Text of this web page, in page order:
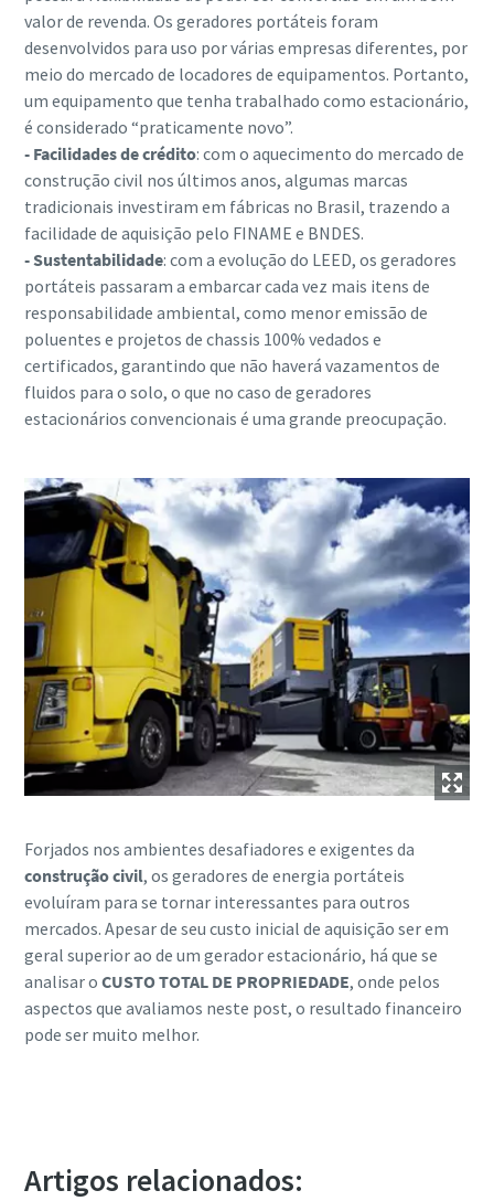
valor de revenda. Os geradores portáteis foram
desenvolvidos para uso por várias empresas diferentes, por
meio do mercado de locadores de equipamentos. Portanto,
um equipamento que tenha trabalhado como estacionário,
é considerado “praticamente novo”.
- Facilidades de crédito: com o aquecimento do mercado de
construção civil nos últimos anos, algumas marcas
tradicionais investiram em fábricas no Brasil, trazendo a
facilidade de aquisição pelo FINAME e BNDES.
- Sustentabilidade: com a evolução do LEED, os geradores
portáteis passaram a embarcar cada vez mais itens de
responsabilidade ambiental, como menor emissão de
poluentes e projetos de chassis 100% vedados e
certificados, garantindo que não haverá vazamentos de
fluidos para o solo, o que no caso de geradores
estacionários convencionais é uma grande preocupação.
Forjados nos ambientes desafiadores e exigentes da
construção civil, os geradores de energia portáteis
evoluíram para se tornar interessantes para outros
mercados. Apesar de seu custo inicial de aquisição ser em
geral superior ao de um gerador estacionário, há que se
analisar o CUSTO TOTAL DE PROPRIEDADE, onde pelos
aspectos que avaliamos neste post, o resultado financeiro
pode ser muito melhor.
Artigos relacionados: